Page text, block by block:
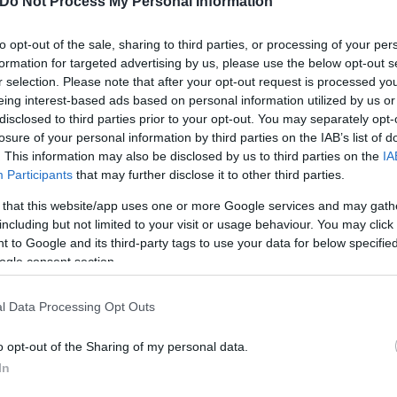
opt-out of the sale, sharing to third parties, or processing of your
for targeted advertising by us, please use the below opt-out
selection. Please note that after your opt-out request is processed
interest-based ads based on personal information utilized by us
to third parties prior to your opt-out. You may separately
of your personal information by third parties on the IAB’s list of
This information may also be disclosed by us to third parties on the
Participants that may further disclose it to other third parties.
that this website/app uses one or more Google services and may
but not limited to your visit or usage behaviour. You may
to Google and its third-party tags to use your data for below
consent section.
Data Processing Opt Outs
opt-out of the Sharing of my personal data.
επίσηςοι δραστηριότητες έρευνας και
, όπου ο μέσος μισθός ξεπερνά τα
μισθούς άνω των 2.000 ευρώ, αλλά
υψηλότερες από τον μέσο όρο, γεγονός
σε μεμονωμένες δραστηριότητες.
στη βιομηχανία και τη μεταποίηση,